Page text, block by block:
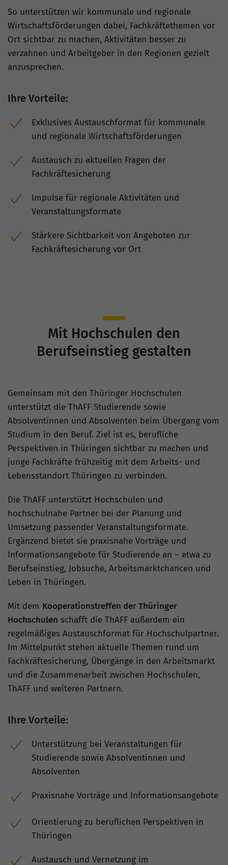
So unterstützen wir kommunale und regionale
Wirtschaftsförderungen dabei, Fachkräftethemen vor
Ort sichtbar zu machen, Aktivitäten besser zu
verzahnen und Arbeitgeber in den Regionen gezielt
anzusprechen.
Ihre Vorteile:
Exklusives Austauschformat für kommunale
und regionale Wirtschaftsförderungen
Austausch zu aktuellen Fragen der
Fachkräftesicherung
Impulse für regionale Aktivitäten und
Veranstaltungsformate
Stärkere Sichtbarkeit von Angeboten zur
Fachkräftesicherung vor Ort
Mit Hochschulen den
Berufseinstieg gestalten
Gemeinsam mit den Thüringer Hochschulen
unterstützt die ThAFF Studierende sowie
Absolventinnen und Absolventen beim Übergang vom
Studium in den Beruf. Ziel ist es, berufliche
Perspektiven in Thüringen sichtbar zu machen und
junge Fachkräfte frühzeitig mit dem Arbeits- und
Lebensstandort Thüringen zu verbinden.
Die ThAFF unterstützt Hochschulen und
hochschulnahe Partner bei der Planung und
Umsetzung passender Veranstaltungsformate.
Ergänzend bietet sie praxisnahe Vorträge und
Informationsangebote für Studierende an – etwa zu
Berufseinstieg, Jobsuche, Arbeitsmarktchancen und
Leben in Thüringen.
Mit dem Kooperationstreffen der Thüringer
Hochschulen schafft die ThAFF außerdem ein
regelmäßiges Austauschformat für Hochschulpartner.
Im Mittelpunkt stehen aktuelle Themen rund um
Fachkräftesicherung, Übergänge in den Arbeitsmarkt
und die Zusammenarbeit zwischen Hochschulen,
ThAFF und weiteren Partnern.
Ihre Vorteile:
Unterstützung bei Veranstaltungen für
Studierende sowie Absolventinnen und
Absolventen
Praxisnahe Vorträge und Informationsangebote
Orientierung zu beruflichen Perspektiven in
Thüringen
Austausch und Vernetzung im